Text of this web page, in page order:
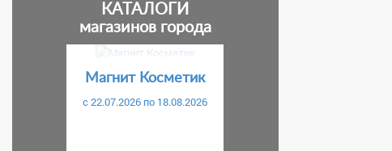
КАТАЛОГИ
магазинов города
Магнит Косметик
c 22.07.2026 по 18.08.2026
Предыдущий